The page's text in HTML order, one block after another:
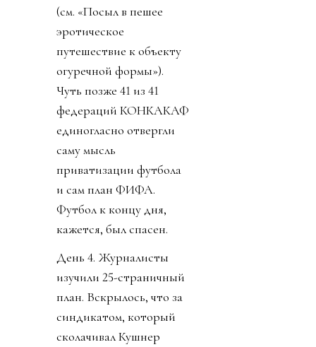
(см. «Посыл в пешее
эротическое
путешествие к объекту
огуречной формы»).
Чуть позже 41 из 41
федераций КОНКАКАФ
единогласно отвергли
саму мысль
приватизации футбола
и сам план ФИФА.
Футбол к концу дня,
кажется, был спасен.
День 4. Журналисты
изучили 25-страничный
план. Вскрылось, что за
синдикатом, который
сколачивал Кушнер